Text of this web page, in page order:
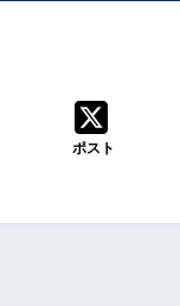
ポスト